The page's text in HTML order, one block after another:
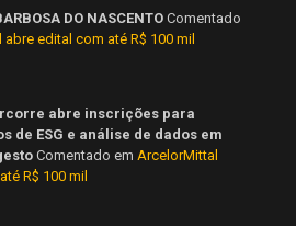
DO NASCENTO Comentado
edital com até R$ 100 mil
abre inscrições para
de ESG e análise de dados em
Comentado em ArcelorMittal
R$ 100 mil